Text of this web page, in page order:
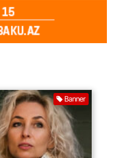
Banner